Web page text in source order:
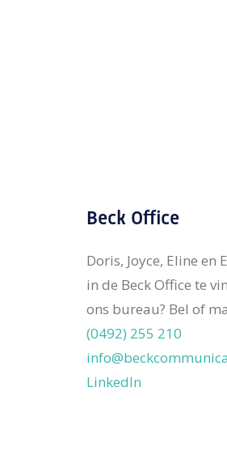
Beck Office
Doris, Joyce, Eline en
in de Beck Office te
ons bureau? Bel of
(0492) 255 210
LinkedIn